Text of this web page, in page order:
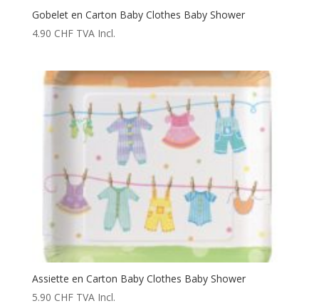
Gobelet en Carton Baby Clothes Baby Shower
4.90 CHF TVA Incl.
Assiette en Carton Baby Clothes Baby Shower
5.90 CHF TVA Incl.